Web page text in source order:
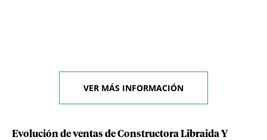
VER MÁS INFORMACIÓN
Evolución de ventas de Constructora Libraida Y